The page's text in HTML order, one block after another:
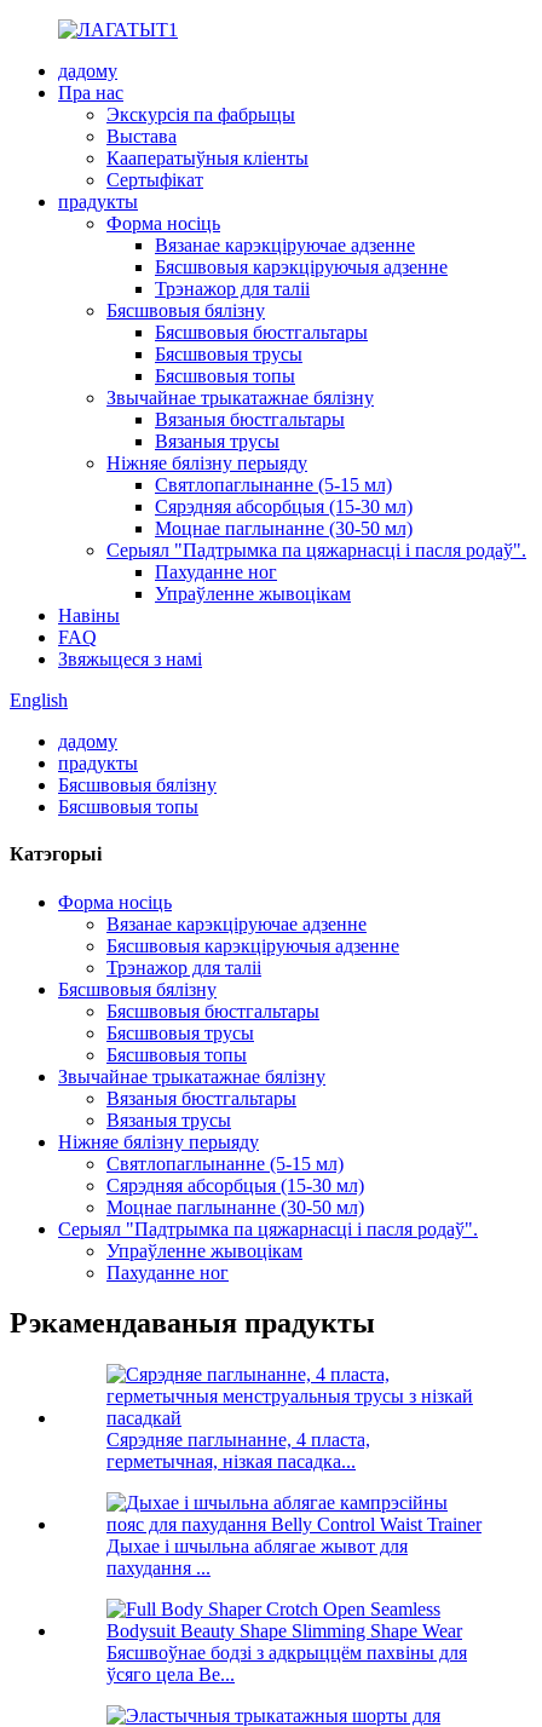
дадому
Пра нас
Экскурсія па фабрыцы
Выстава
Кааператыўныя кліенты
Сертыфікат
прадукты
Форма носіць
Вязанае карэкціруючае адзенне
Бясшвовыя карэкціруючыя адзенне
Трэнажор для таліі
Бясшвовыя бялізну
Бясшвовыя бюстгальтары
Бясшвовыя трусы
Бясшвовыя топы
Звычайнае трыкатажнае бялізну
Вязаныя бюстгальтары
Вязаныя трусы
Ніжняе бялізну перыяду
Святлопаглынанне (5-15 мл)
Сярэдняя абсорбцыя (15-30 мл)
Моцнае паглынанне (30-50 мл)
Серыял "Падтрымка па цяжарнасці і пасля родаў".
Пахуданне ног
Упраўленне жывоцікам
Навіны
FAQ
Звяжыцеся з намі
English
дадому
прадукты
Бясшвовыя бялізну
Бясшвовыя топы
Катэгорыі
Форма носіць
Вязанае карэкціруючае адзенне
Бясшвовыя карэкціруючыя адзенне
Трэнажор для таліі
Бясшвовыя бялізну
Бясшвовыя бюстгальтары
Бясшвовыя трусы
Бясшвовыя топы
Звычайнае трыкатажнае бялізну
Вязаныя бюстгальтары
Вязаныя трусы
Ніжняе бялізну перыяду
Святлопаглынанне (5-15 мл)
Сярэдняя абсорбцыя (15-30 мл)
Моцнае паглынанне (30-50 мл)
Серыял "Падтрымка па цяжарнасці і пасля родаў".
Упраўленне жывоцікам
Пахуданне ног
Рэкамендаваныя прадукты
Сярэдняе паглынанне, 4 пласта,
герметычная, нізкая пасадка...
Дыхае і шчыльна аблягае жывот для
пахудання ...
Бясшвоўнае бодзі з адкрыццём пахвіны для
ўсяго цела Be...